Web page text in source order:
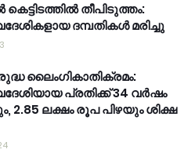
തീപിടുത്തം:
ദമ്പതികൾ മരിച്ചു
ലൈംഗികാതിക്രമം:
പ്രതിക്ക് 34 വര്‍ഷം
2.85 ലക്ഷം രൂപ പിഴയും ശിക്ഷ